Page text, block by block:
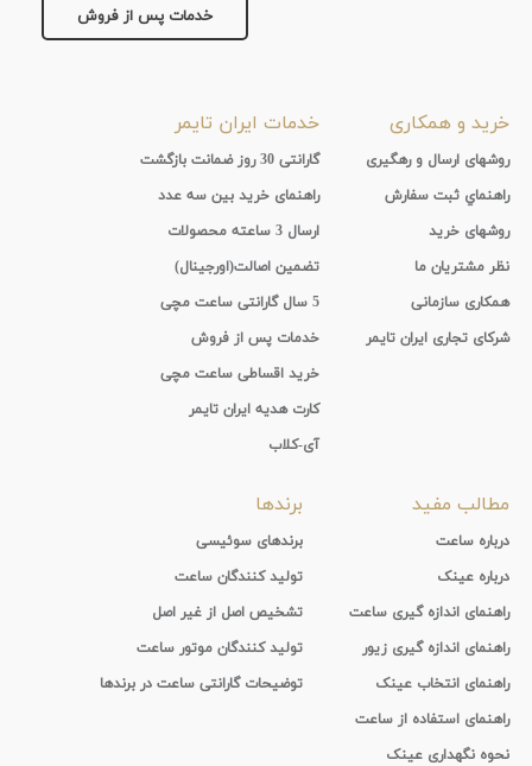
خدمات پس از فروش
خرید و همکاری
روشهای ارسال و رهگیری
راهنماي ثبت سفارش
روشهای خرید
نظر مشتریان ما
همکاری سازمانی
شرکای تجاری ایران تایمر
خدمات ایران تایمر
گارانتی 30 روز ضمانت بازگشت
راهنمای خرید بین سه عدد
ارسال 3 ساعته محصولات
تضمین اصالت(اورجینال)
5 سال گارانتی ساعت مچی
خدمات پس از فروش
خرید اقساطی ساعت مچی
کارت هدیه ایران تایمر
آی-کلاب
مطالب مفید
درباره ساعت
درباره عینک
راهنمای اندازه گیری ساعت
راهنمای اندازه گیری زیور
راهنمای انتخاب عینک
راهنمای استفاده از ساعت
نحوه نگهداری عینک
برندها
برندهای سوئیسی
تولید کنندگان ساعت
تشخیص اصل از غیر اصل
تولید کنندگان موتور ساعت
توضیحات گارانتی ساعت در برندها